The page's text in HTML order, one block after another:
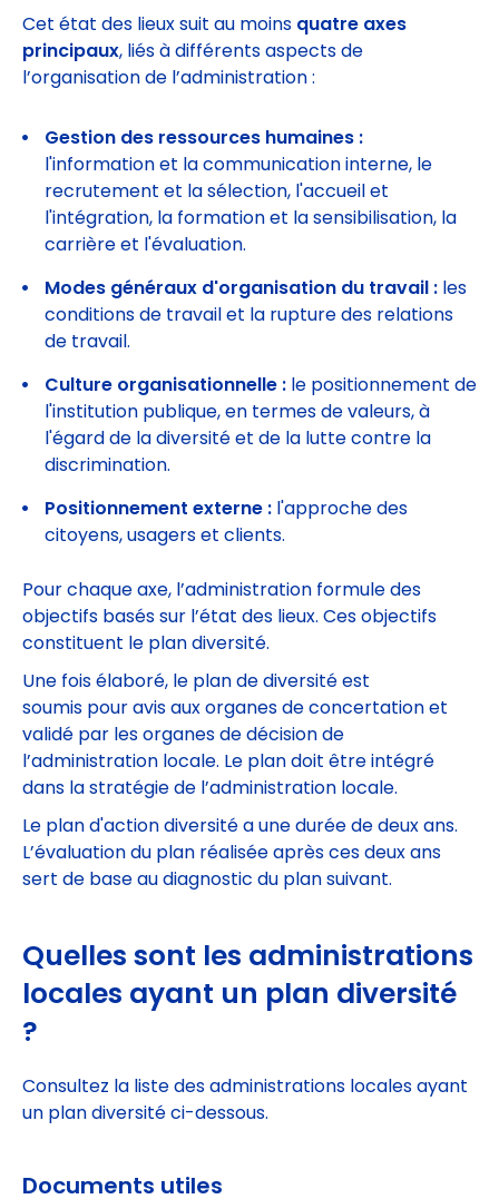
Cet état des lieux suit au moins quatre axes
principaux, liés à différents aspects de
l’organisation de l’administration :
Gestion des ressources humaines :
l'information et la communication interne, le
recrutement et la sélection, l'accueil et
l'intégration, la formation et la sensibilisation, la
carrière et l'évaluation.
Modes généraux d'organisation du travail : les
conditions de travail et la rupture des relations
de travail.
Culture organisationnelle : le positionnement de
l'institution publique, en termes de valeurs, à
l'égard de la diversité et de la lutte contre la
discrimination.
Positionnement externe : l'approche des
citoyens, usagers et clients.
Pour chaque axe, l’administration formule des
objectifs basés sur l’état des lieux. Ces objectifs
constituent le plan diversité.
Une fois élaboré, le plan de diversité est
soumis pour avis aux organes de concertation et
validé par les organes de décision de
l’administration locale. Le plan doit être intégré
dans la stratégie de l’administration locale.
Le plan d'action diversité a une durée de deux ans.
L’évaluation du plan réalisée après ces deux ans
sert de base au diagnostic du plan suivant.
Quelles sont les administrations
locales ayant un plan diversité
?
Consultez la liste des administrations locales ayant
un plan diversité ci-dessous.
Documents utiles